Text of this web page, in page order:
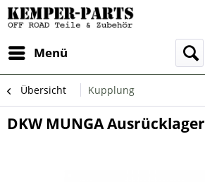
Menü
Übersicht Kupplung
DKW MUNGA Ausrücklager